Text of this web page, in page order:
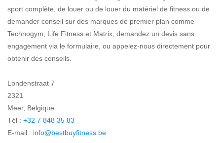
sport complète, de louer ou de louer du matériel de fitness ou de
demander conseil sur des marques de premier plan comme
Technogym, Life Fitness et Matrix, demandez un devis sans
engagement via le formulaire, ou appelez-nous directement pour
obtenir des conseils.
Londenstraat 7
2321
Meer, Belgique
Tél : +32 7 848 35 83
E-mail : info@bestbuyfitness.be